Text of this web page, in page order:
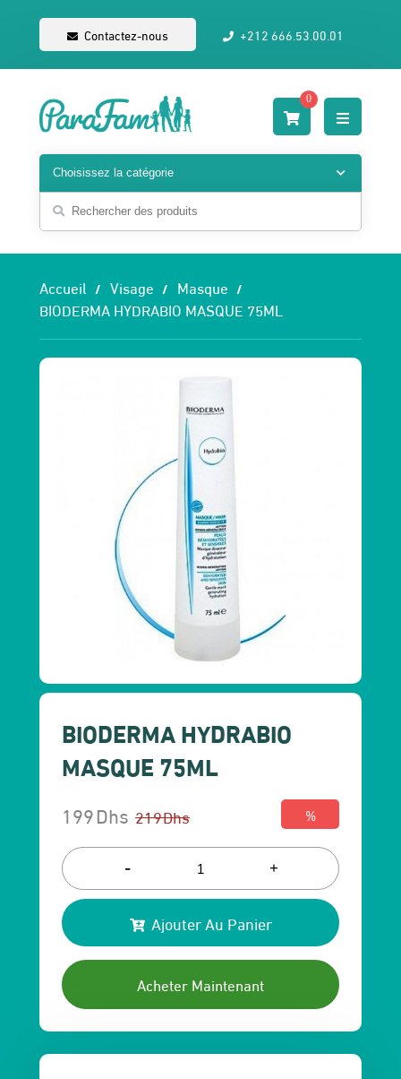
Contactez-nous +212 666.53.00.01
0
Accueil Visage
Masque
BIODERMA HYDRABIO MASQUE 75ML
BIODERMA HYDRABIO
MASQUE 75ML
219Dhs
Le
prix
initial
était :
219 Dhs.
199Dhs
Le
prix
actuel
est :
199 Dhs.
%
- +
Ajouter Au Panier
Acheter Maintenant